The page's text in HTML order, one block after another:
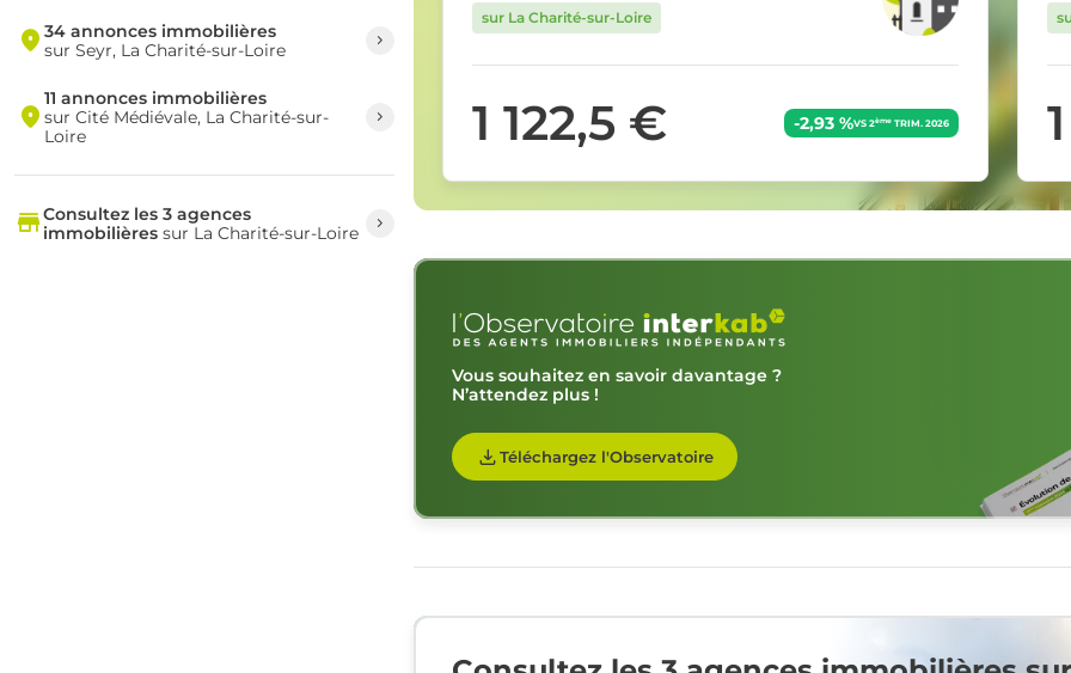
34 annonces immobilières
sur Seyr, La Charité-sur-Loire
11 annonces immobilières
sur Cité Médiévale, La Charité-sur-
Loire
Consultez les 3 agences
immobilièressur La Charité-sur-Loire
sur La Charité-sur-Loire
1 122,5 € -2,93 %VS 2ème TRIM. 2026
Vous souhaitez en savoir davantage ?
N’attendez plus !
Téléchargez l'Observatoire